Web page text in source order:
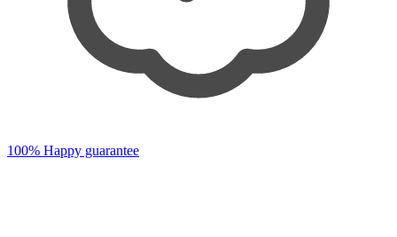
100% Happy guarantee